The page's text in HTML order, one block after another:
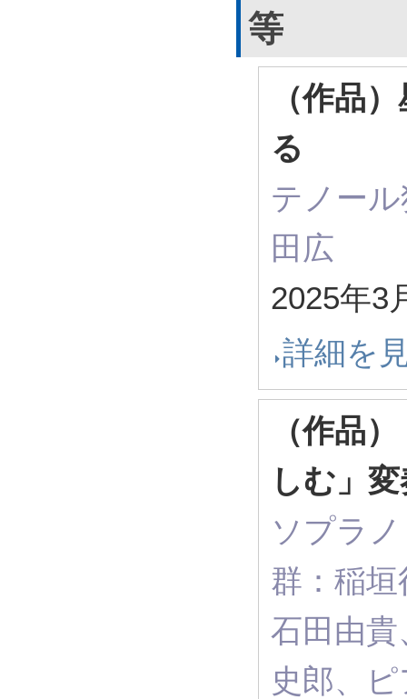
等
（作品
る
テノー
田広
2025年3
詳細を
（作品
しむ」
ソプラ
群：稲
石田由
史郎、